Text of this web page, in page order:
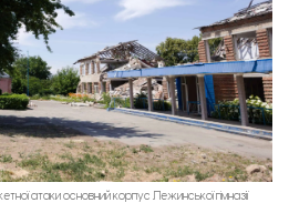
атаки основний корпус Лежинської гімназії